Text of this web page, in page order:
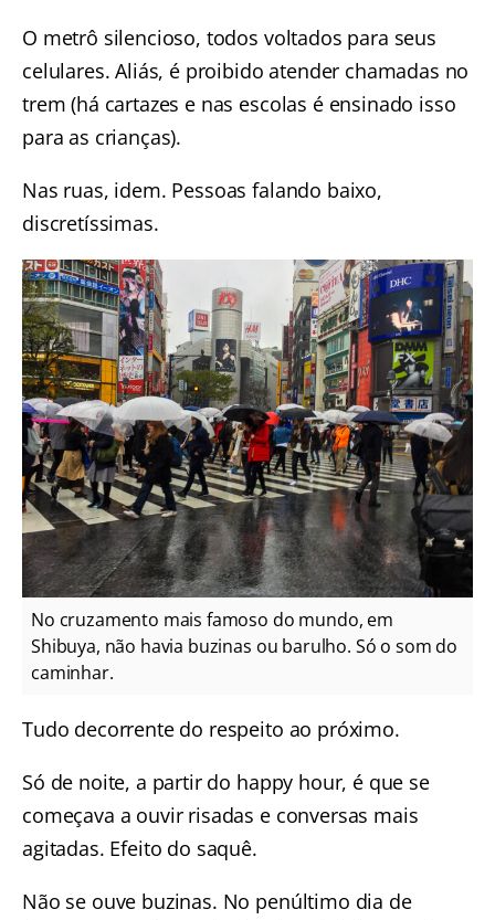
O metrô silencioso, todos voltados para seus
celulares. Aliás, é proibido atender chamadas no
trem (há cartazes e nas escolas é ensinado isso
para as crianças).
Nas ruas, idem. Pessoas falando baixo,
discretíssimas.
No cruzamento mais famoso do mundo, em
Shibuya, não havia buzinas ou barulho. Só o som do
caminhar.
Tudo decorrente do respeito ao próximo.
Só de noite, a partir do happy hour, é que se
começava a ouvir risadas e conversas mais
agitadas. Efeito do saquê.
Não se ouve buzinas. No penúltimo dia de